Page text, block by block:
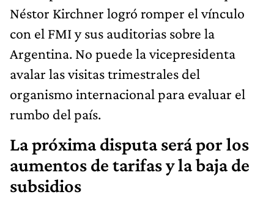
Néstor Kirchner logró romper el vínculo
con el FMI y sus auditorias sobre la
Argentina. No puede la vicepresidenta
avalar las visitas trimestrales del
organismo internacional para evaluar el
rumbo del país.
La próxima disputa será por los
aumentos de tarifas y la baja de
subsidios